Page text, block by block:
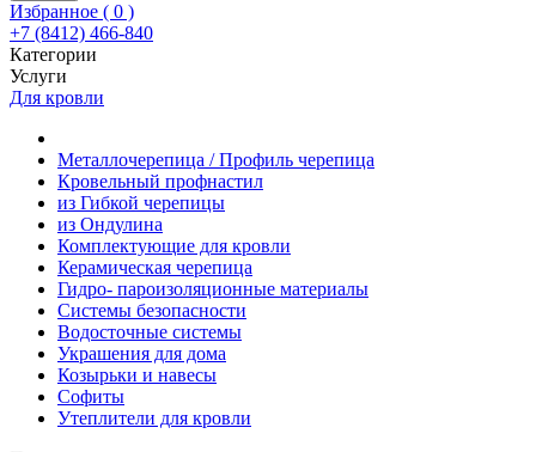
Избранное ( 0 )
+7 (8412) 466-840
Категории
Услуги
Для кровли
Металлочерепица / Профиль черепица
Кровельный профнастил
из Гибкой черепицы
из Ондулина
Комплектующие для кровли
Керамическая черепица
Гидро- пароизоляционные материалы
Системы безопасности
Водосточные системы
Украшения для дома
Козырьки и навесы
Софиты
Утеплители для кровли